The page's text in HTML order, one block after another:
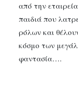
από την
παιδιά που
ρόλων και
κόσμο των
φαντασία….